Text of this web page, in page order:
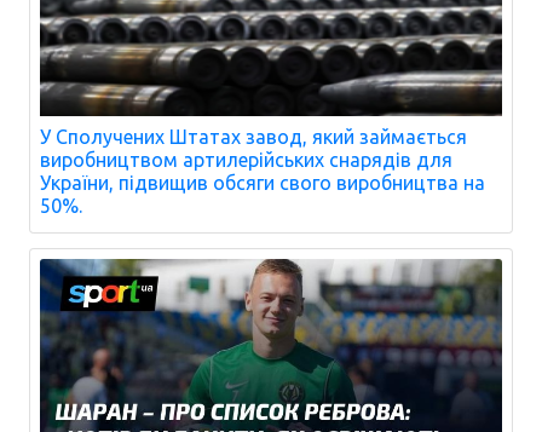
У Сполучених Штатах завод, який займається
виробництвом артилерійських снарядів для
України, підвищив обсяги свого виробництва на
50%.